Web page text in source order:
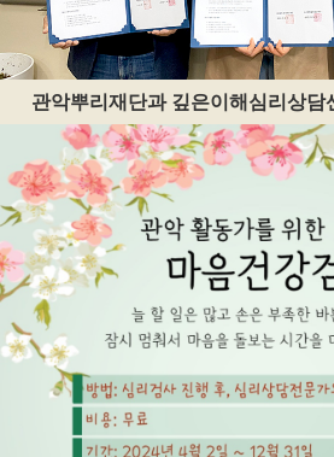
관악뿌리재단과 깊은이해심리상담